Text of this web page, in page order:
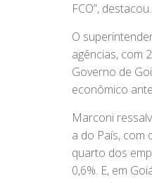
FCO”, destacou.
O
agências, com
Governo de
econômico
Marconi
a do País, com
quarto dos
0,6%. E, em